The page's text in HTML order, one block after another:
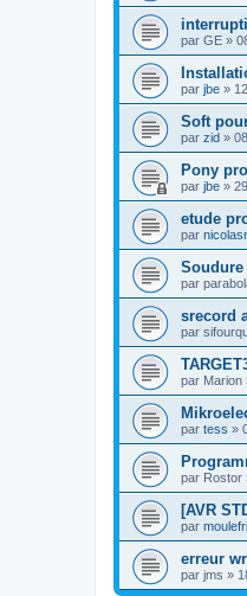
par GE »
par jbe »
Soft
par zid »
Pony
par jbe »
etude
par
Soudure
par
srecord
par
par Marion
par tess »
par Rostor
[AVR
par
erreur
par jms »